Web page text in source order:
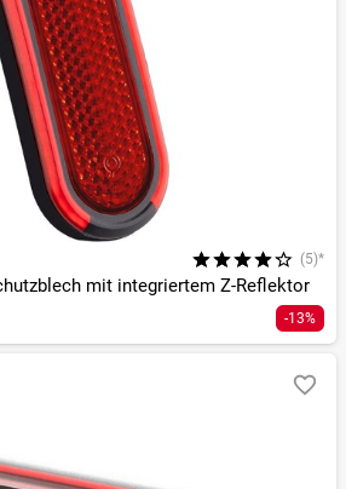
(5)*
mit integriertem Z-Reflektor
-13%